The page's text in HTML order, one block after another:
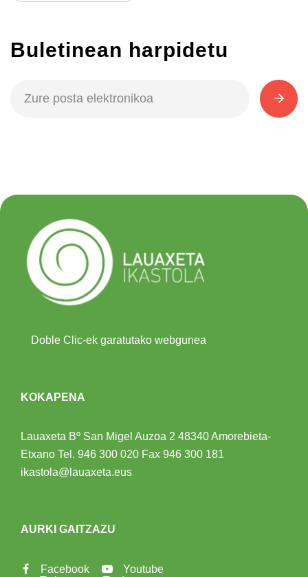
Buletinean harpidetu
Doble Clic-ek garatutako webgunea
KOKAPENA
Lauaxeta Bº San Migel Auzoa 2 48340 Amorebieta-
Etxano Tel. 946 300 020 Fax 946 300 181
ikastola@lauaxeta.eus
AURKI GAITZAZU
Facebook
Youtube